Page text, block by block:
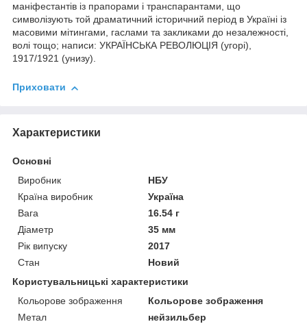
маніфестантів із прапорами і транспарантами, що
символізують той драматичний історичний період в Україні із
масовими мітингами, гаслами та закликами до незалежності,
волі тощо; написи: УКРАЇНСЬКА РЕВОЛЮЦІЯ (угорі),
1917/1921 (унизу).
Приховати
Характеристики
Основні
Виробник
НБУ
Країна виробник
Україна
Вага
16.54 г
Діаметр
35 мм
Рік випуску
2017
Стан
Новий
Користувальницькі характеристики
Кольорове зображення
Кольорове зображення
Метал
нейзильбер